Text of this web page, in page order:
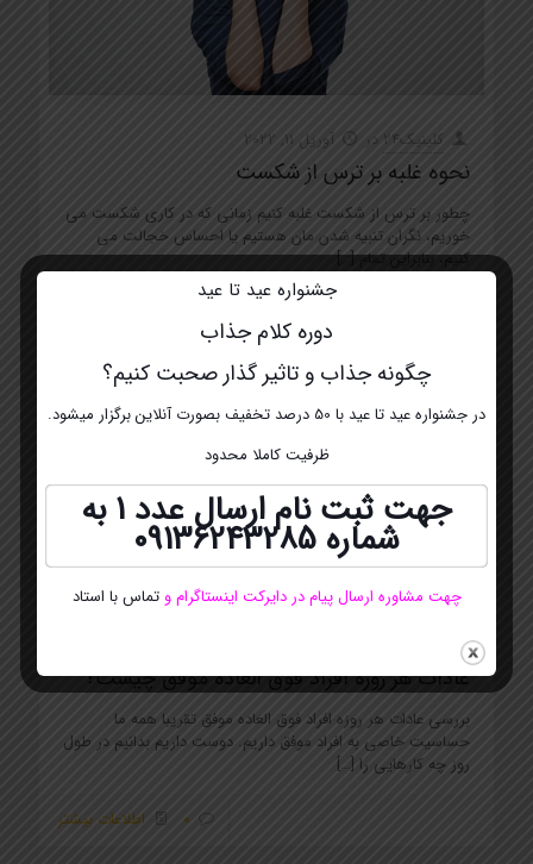
کلینیک24 در آوریل 11, 2022
نحوه غلبه بر ترس از شکست
چطور بر ترس از شکست غلبه کنیم زمانی که در کاری شکست می
خوریم، نگران تنبیه شدن مان هستیم یا احساس خجالت می
کنیم، بنابراین تمام[…]
عادات هر روزه افراد فوق العاده موفق چیست؟
بررسی عادات هر روزه افراد فوق العاده موفق تقریبا همه ما
حساسیت خاصی به افراد موفق داریم. دوست داریم بدانیم در طول
روز چه کارهایی را […]
0 اطلاعات بیشتر
جشنواره عید تا عید
دوره کلام جذاب
چگونه جذاب و تاثیر گذار صحبت کنیم؟
در جشنواره عید تا عید با 50 درصد تخفیف بصورت آنلاین برگزار میشود.
ظرفیت کاملا محدود
جهت ثبت نام ارسال عدد 1 به
شماره 09136243285
چهت مشاوره ارسال پیام در دایرکت اینستاگراموتماس با استاد